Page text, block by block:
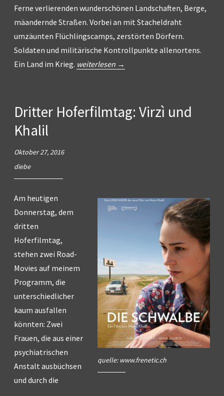
Ferne verlierenden wunderschönen Landschaften, Berge,
mäandernde Straßen. Vorbei an mit Stacheldraht
umzäunten Flüchlingscamps, zerstörten Dörfern.
Soldaten und militärische Kontrollpunkte allenortens.
Ein Land im Krieg. „Die
weiterlesen →
Dritter Hoferfilmtag: Virzì und
Khalil
Oktober 27, 2016
diebe
quelle: www.frenetic.ch
Am heutigen
Donnerstag, dem
dritten
Hoferfilmtag,
stehen zwei Road-
Movies auf meinem
Programm, die
unterschiedlicher
kaum ausfallen
könnten: Zwei
Frauen, die aus einer
psychiatrischen
Anstalt ausbüchsen
und durch die